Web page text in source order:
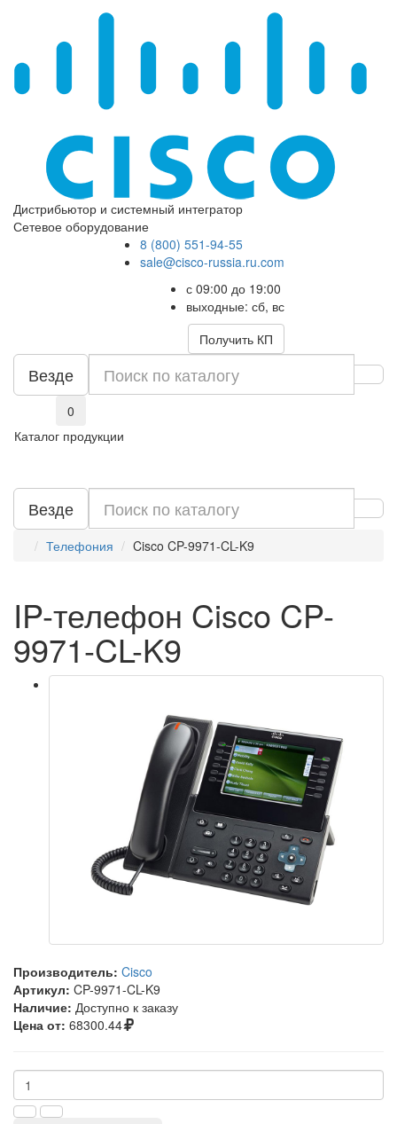
Дистрибьютор и системный интегратор
Сетевое оборудование
8 (800) 551-94-55
sale@cisco-russia.ru.com
с 09:00 до 19:00
выходные: сб, вс
Получить КП
Везде
0
Каталог продукции
Везде
Телефония Cisco CP-9971-CL-K9
IP-телефон Cisco CP-
9971-CL-K9
Производитель: Cisco
Артикул: CP-9971-CL-K9
Наличие: Доступно к заказу
Цена от: 68300.44